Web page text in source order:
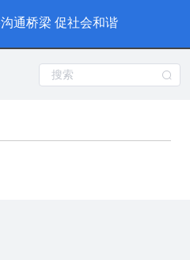
通桥梁 促社会和谐